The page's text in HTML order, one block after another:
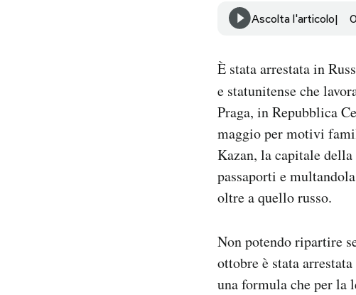
Ascolta l'articolo
È stata arrestata in
e statunitense che
Praga, in Repubblica
maggio per motivi
Kazan, la capitale
passaporti e
oltre a quello russo.
Non potendo ripartire
ottobre è stata
una formula che per la